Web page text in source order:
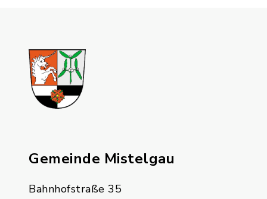
Gemeinde Mistelgau
Bahnhofstraße 35